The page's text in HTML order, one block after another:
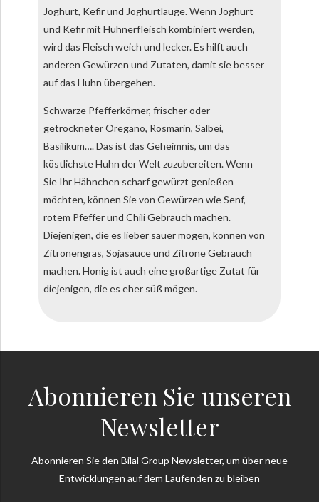
Joghurt, Kefir und Joghurtlauge. Wenn Joghurt
und Kefir mit Hühnerfleisch kombiniert werden,
wird das Fleisch weich und lecker. Es hilft auch
anderen Gewürzen und Zutaten, damit sie besser
auf das Huhn übergehen.
Schwarze Pfefferkörner, frischer oder
getrockneter Oregano, Rosmarin, Salbei,
Basilikum…. Das ist das Geheimnis, um das
köstlichste Huhn der Welt zuzubereiten. Wenn
Sie Ihr Hähnchen scharf gewürzt genießen
möchten, können Sie von Gewürzen wie Senf,
rotem Pfeffer und Chili Gebrauch machen.
Diejenigen, die es lieber sauer mögen, können von
Zitronengras, Sojasauce und Zitrone Gebrauch
machen. Honig ist auch eine großartige Zutat für
diejenigen, die es eher süß mögen.
Abonnieren Sie unseren
Newsletter
Abonnieren Sie den Bilal Group Newsletter, um über neue
Entwicklungen auf dem Laufenden zu bleiben